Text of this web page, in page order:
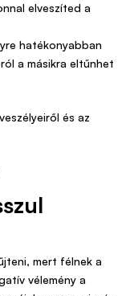
elveszíted a
hatékonyabban
a másikra eltűnhet
mert félnek a
vélemény a